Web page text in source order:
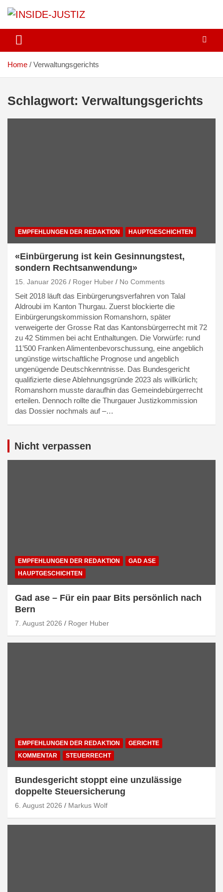
INSIDE-JUSTIZ
Home Verwaltungsgerichts
Schlagwort: Verwaltungsgerichts
EMPFEHLUNGEN DER REDAKTION HAUPTGESCHICHTEN
«Einbürgerung ist kein Gesinnungstest,
sondern Rechtsanwendung»
15. Januar 2026 Roger Huber No Comments
Seit 2018 läuft das Einbürgerungsverfahren von Talal
Aldroubi im Kanton Thurgau. Zuerst blockierte die
Einbürgerungskommission Romanshorn, später
verweigerte der Grosse Rat das Kantonsbürgerrecht mit 72
zu 42 Stimmen bei acht Enthaltungen. Die Vorwürfe: rund
11’500 Franken Alimentenbevorschussung, eine angeblich
ungünstige wirtschaftliche Prognose und angeblich
ungenügende Deutschkenntnisse. Das Bundesgericht
qualifizierte diese Ablehnungsgründe 2023 als willkürlich;
Romanshorn musste daraufhin das Gemeindebürgerrecht
erteilen. Dennoch rollte die Thurgauer Justizkommission
das Dossier nochmals auf –…
Nicht verpassen
EMPFEHLUNGEN DER REDAKTION
GAD ASE
HAUPTGESCHICHTEN
Gad ase – Für ein paar Bits persönlich nach
Bern
7. August 2026 Roger Huber
EMPFEHLUNGEN DER REDAKTION
GERICHTE
KOMMENTAR
STEUERRECHT
Bundesgericht stoppt eine unzulässige
doppelte Steuersicherung
6. August 2026 Markus Wolf